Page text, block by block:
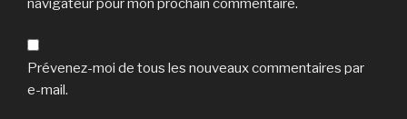
navigateur pour mon prochain commentaire.
Prévenez-moi de tous les nouveaux commentaires par
e-mail.